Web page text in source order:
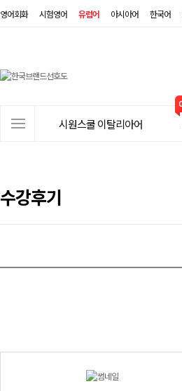
영어회화 시험영어 유럽어 아시아어 한국어
뉴
시원스쿨 이탈리아어
수강후기